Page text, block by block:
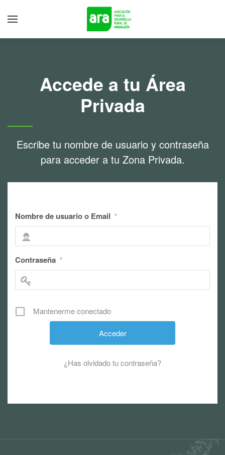
Accede a tu Área
Privada
Escribe tu nombre de usuario y contraseña
para acceder a tu Zona Privada.
Nombre de usuario o Email *
Contraseña *
Mantenerme conectado
¿Has olvidado tu contraseña?